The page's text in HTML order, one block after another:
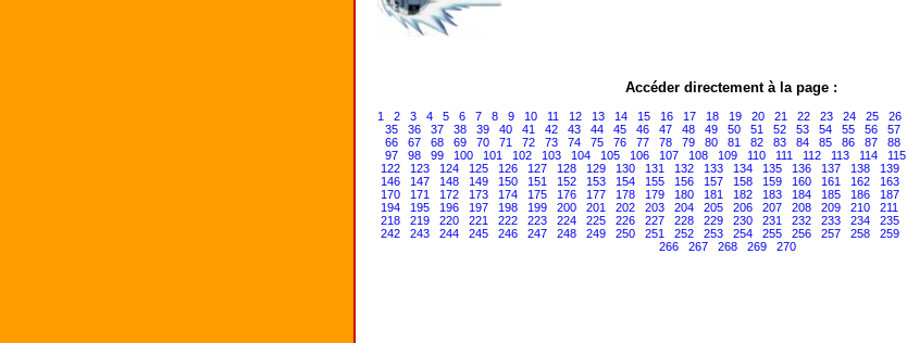
Accéder directement à la page :
1 2 3 4 5 6 7 8 9 10 11 12 13 14 15 16 17 18 19 20 21 22 23 24 25 26
35
36 37 38 39 40 41 42 43 44 45 46 47 48 49 50 51 52 53 54 55 56 57
66
67 68 69 70 71 72 73 74 75 76 77 78 79 80 81 82 83 84 85 86 87 88
97
98 99 100 101 102 103 104 105 106 107 108 109 110 111 112 113 114 115
122
123 124 125 126 127 128 129 130 131 132 133 134 135 136 137 138 139
146
147 148 149 150 151 152 153 154 155 156 157 158 159 160 161 162 163
170
171 172 173 174 175 176 177 178 179 180 181 182 183 184 185 186 187
194
195 196 197 198 199 200 201 202 203 204 205 206 207 208 209 210 211
218
219 220 221 222 223 224 225 226 227 228 229 230 231 232 233 234 235
242
243 244 245 246 247 248 249 250 251 252 253 254 255 256 257 258 259
266
267 268 269 270